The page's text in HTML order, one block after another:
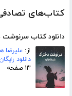
کتاب‌های
دانلود کتاب
از: علیرضا
دانلود
۱۳ صفحه